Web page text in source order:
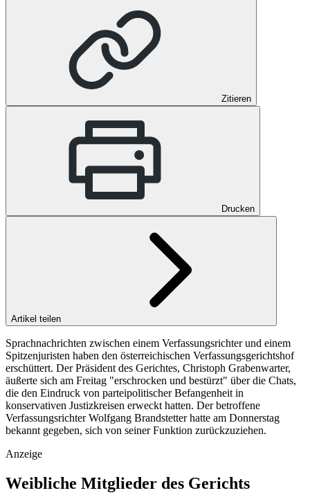
Zitieren
Drucken
Artikel teilen
Sprachnachrichten zwischen einem Verfassungsrichter und einem
Spitzenjuristen haben den österreichischen Verfassungsgerichtshof
erschüttert. Der Präsident des Gerichtes, Christoph Grabenwarter,
äußerte sich am Freitag "erschrocken und bestürzt" über die Chats,
die den Eindruck von parteipolitischer Befangenheit in
konservativen Justizkreisen erweckt hatten. Der betroffene
Verfassungsrichter Wolfgang Brandstetter hatte am Donnerstag
bekannt gegeben, sich von seiner Funktion zurückzuziehen.
Anzeige
Weibliche Mitglieder des Gerichts